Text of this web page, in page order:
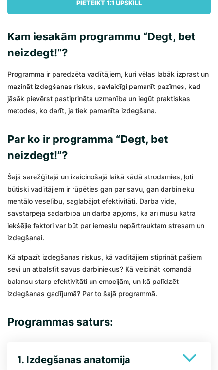
PIETEIKT 1:1 UPSKILL
Kam iesakām programmu “Degt, bet
neizdegt!”?
Programma ir paredzēta vadītājiem, kuri vēlas labāk izprast un
mazināt izdegšanas riskus, savlaicīgi pamanīt pazīmes, kad
jāsāk pievērst pastiprināta uzmanība un iegūt praktiskas
metodes, ko darīt, ja tiek pamanīta izdegšana.
Par ko ir programma “Degt, bet
neizdegt!”?
Šajā sarežģītajā un izaicinošajā laikā kādā atrodamies, ļoti
būtiski vadītājiem ir rūpēties gan par savu, gan darbinieku
mentālo veselību, saglabājot efektivitāti. Darba vide,
savstarpējā sadarbība un darba apjoms, kā arī mūsu katra
iekšējie faktori var būt par iemeslu nepārtrauktam stresam un
izdegšanai.
Kā atpazīt izdegšanas riskus, kā vadītājiem stiprināt pašiem
sevi un atbalstīt savus darbiniekus? Kā veicināt komandā
balansu starp efektivitāti un emocijām, un kā palīdzēt
izdegšanas gadījumā? Par to šajā programmā.
Programmas saturs:
1. Izdegšanas anatomija